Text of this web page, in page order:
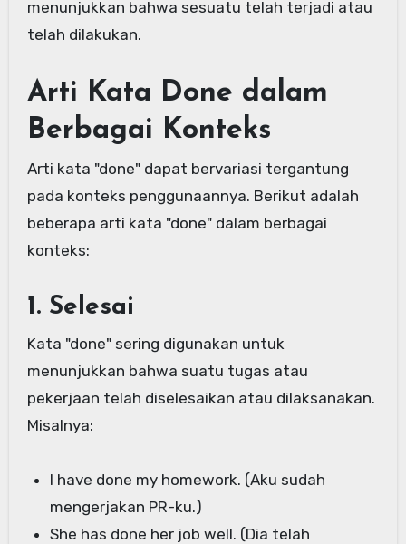
menunjukkan bahwa sesuatu telah terjadi atau
telah dilakukan.
Arti Kata Done dalam
Berbagai Konteks
Arti kata "done" dapat bervariasi tergantung
pada konteks penggunaannya. Berikut adalah
beberapa arti kata "done" dalam berbagai
konteks:
1. Selesai
Kata "done" sering digunakan untuk
menunjukkan bahwa suatu tugas atau
pekerjaan telah diselesaikan atau dilaksanakan.
Misalnya:
I have done my homework. (Aku sudah
mengerjakan PR-ku.)
She has done her job well. (Dia telah